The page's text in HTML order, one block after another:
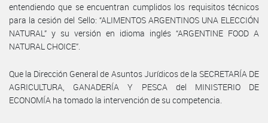
entendiendo que se encuentran cumplidos los requisitos técnicos
para la cesión del Sello: “ALIMENTOS ARGENTINOS UNA ELECCIÓN
NATURAL” y su versión en idioma inglés “ARGENTINE FOOD A
NATURAL CHOICE”.
Que la Dirección General de Asuntos Jurídicos de la SECRETARÍA DE
AGRICULTURA, GANADERÍA Y PESCA del MINISTERIO DE
ECONOMÍA ha tomado la intervención de su competencia.